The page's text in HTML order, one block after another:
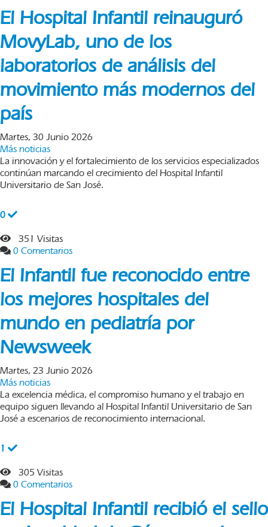
El Hospital Infantil reinauguró
MovyLab, uno de los
laboratorios de análisis del
movimiento más modernos del
país
Martes, 30 Junio 2026
Más noticias
La innovación y el fortalecimiento de los servicios especializados
continúan marcando el crecimiento del Hospital Infantil
Universitario de San José.
0
351 Visitas
0 Comentarios
El Infantil fue reconocido entre
los mejores hospitales del
mundo en pediatría por
Newsweek
Martes, 23 Junio 2026
Más noticias
La excelencia médica, el compromiso humano y el trabajo en
equipo siguen llevando al Hospital Infantil Universitario de San
José a escenarios de reconocimiento internacional.
1
305 Visitas
0 Comentarios
El Hospital Infantil recibió el sello